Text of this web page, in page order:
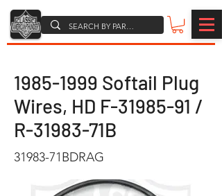
1985-1999 Softail Plug
Wires, HD F-31985-91 /
R-31983-71B
31983-71BDRAG